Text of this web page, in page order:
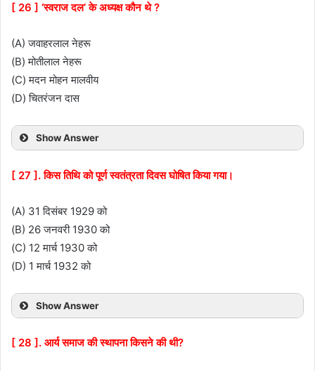
[ 26 ] ‘स्वराज दल’ के अध्यक्ष कौन थे ?
(A) जवाहरलाल नेहरू
(B) मोतीलाल नेहरू
(C) मदन मोहन मालवीय
(D) चितरंजन दास
Show Answer
[ 27 ]. किस तिथि को पूर्ण स्वतंत्रता दिवस घोषित किया गया।
(A) 31 दिसंबर 1929 को
(B) 26 जनवरी 1930 को
(C) 12 मार्च 1930 को
(D) 1 मार्च 1932 को
Show Answer
[ 28 ]. आर्य समाज की स्थापना किसने की थी?